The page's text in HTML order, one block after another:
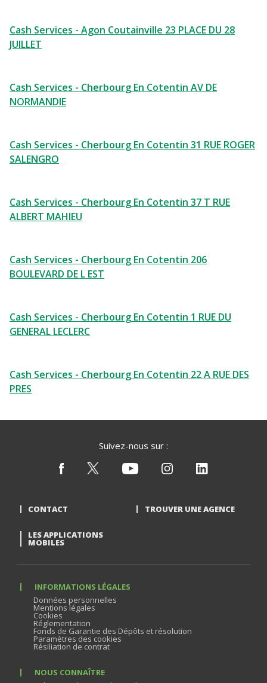
Cash Services - Agon Coutainville 23 PLACE DU 28
JUILLET
Cash Services - Cherbourg En Cotentin AV DE
NORMANDIE
Cash Services - Cherbourg En Cotentin 31 RUE ROGER
SALENGRO
Cash Services - Cherbourg En Cotentin 37 T RUE
ALBERT MAHIEU
Cash Services - Cherbourg En Cotentin 206
BOULEVARD DE L EST
Cash Services - Cherbourg En Cotentin 1 RUE DU
GENERAL LECLERC
Cash Services - Cherbourg En Cotentin 22 A RUE DES
PRES
Suivez-nous sur :
CONTACT TROUVER UNE AGENCE
LES APPLICATIONS
MOBILES
INFORMATIONS LÉGALES
Données personnelles
Mentions légales
Cookies
Réglementation
Fonds de Garantie des Dépôts et résolution
Paramètres des cookies
Résiliation de contrat
NOUS CONNAÎTRE